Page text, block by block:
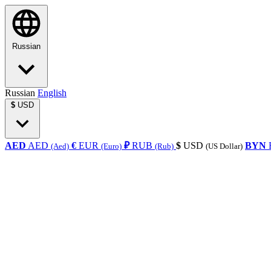
Russian
Russian English
$ USD
AED AED (Aed) € EUR (Euro) ₽RUB (Rub) $ USD (US Dollar) BYN